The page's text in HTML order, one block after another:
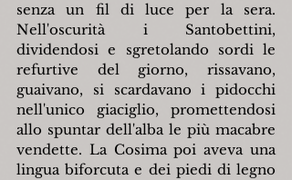
senza un fil di luce per la sera.
Nell'oscurità i Santobettini,
dividendosi e sgretolando sordi le
refurtive del giorno, rissavano,
guaivano, si scardavano i pidocchi
nell'unico giaciglio, promettendosi
allo spuntar dell'alba le più macabre
vendette. La Cosima poi aveva una
lingua biforcuta e dei piedi di legno